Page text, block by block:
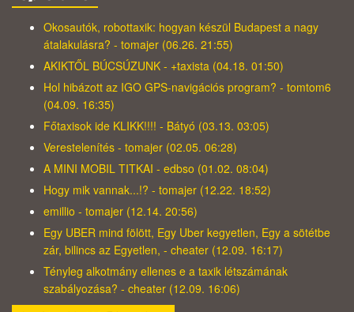
Okosautók, robottaxik: hogyan készül Budapest a nagy
átalakulásra? - tomajer (06.26. 21:55)
AKIKTŐL BÚCSÚZUNK - +taxista (04.18. 01:50)
Hol hibázott az IGO GPS-navigációs program? - tomtom6
(04.09. 16:35)
Főtaxisok ide KLIKK!!!! - Bátyó (03.13. 03:05)
Verestelenítés - tomajer (02.05. 06:28)
A MINI MOBIL TITKAI - edbso (01.02. 08:04)
Hogy mik vannak...!? - tomajer (12.22. 18:52)
emillio - tomajer (12.14. 20:56)
Egy UBER mind fölött, Egy Uber kegyetlen, Egy a sötétbe
zár, bilincs az Egyetlen, - cheater (12.09. 16:17)
Tényleg alkotmány ellenes e a taxik létszámának
szabályozása? - cheater (12.09. 16:06)